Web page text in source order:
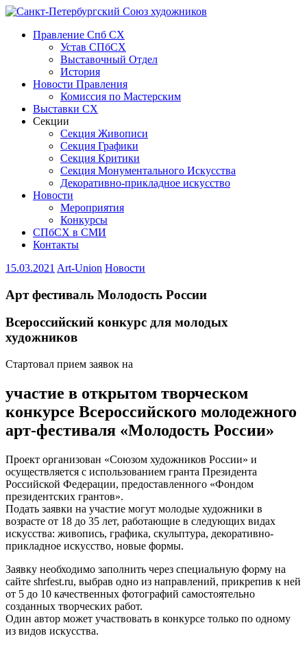
Правление Спб СХ
Устав СПбСХ
Выставочный Отдел
История
Новости Правления
Комиссия по Мастерским
Выставки СХ
Секции
Секция Живописи
Секция Графики
Секция Критики
Секция Монументального Искусства
Декоративно-прикладное искусство
Новости
Мероприятия
Конкурсы
СПбСХ в СМИ
Контакты
15.03.2021 Art-Union Новости
Арт фестиваль Молодость России
Всероссийский конкурс для молодых
художников
Стартовал прием заявок на
участие в открытом творческом
конкурсе Всероссийского молодежного
арт-фестиваля «Молодость России»
Проект организован «Союзом художников России» и
осуществляется с использованием гранта Президента
Российской Федерации, предоставленного «Фондом
президентских грантов».
Подать заявки на участие могут молодые художники в
возрасте от 18 до 35 лет, работающие в следующих видах
искусства: живопись, графика, скульптура, декоративно-
прикладное искусство, новые формы.
Заявку необходимо заполнить через специальную форму на
сайте shrfest.ru, выбрав одно из направлений, прикрепив к ней
от 5 до 10 качественных фотографий самостоятельно
созданных творческих работ.
Один автор может участвовать в конкурсе только по одному
из видов искусства.